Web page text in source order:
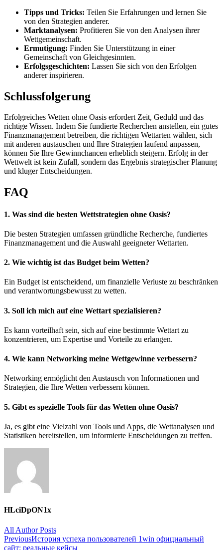
Tipps und Tricks: Teilen Sie Erfahrungen und lernen Sie
von den Strategien anderer.
Marktanalysen: Profitieren Sie von den Analysen ihrer
Wettgemeinschaft.
Ermutigung: Finden Sie Unterstützung in einer
Gemeinschaft von Gleichgesinnten.
Erfolgsgeschichten: Lassen Sie sich von den Erfolgen
anderer inspirieren.
Schlussfolgerung
Erfolgreiches Wetten ohne Oasis erfordert Zeit, Geduld und das
richtige Wissen. Indem Sie fundierte Recherchen anstellen, ein gutes
Finanzmanagement betreiben, die richtigen Wettarten wählen, sich
mit anderen austauschen und Ihre Strategien laufend anpassen,
können Sie Ihre Gewinnchancen erheblich steigern. Erfolg in der
Wettwelt ist kein Zufall, sondern das Ergebnis strategischer Planung
und kluger Entscheidungen.
FAQ
1. Was sind die besten Wettstrategien ohne Oasis?
Die besten Strategien umfassen gründliche Recherche, fundiertes
Finanzmanagement und die Auswahl geeigneter Wettarten.
2. Wie wichtig ist das Budget beim Wetten?
Ein Budget ist entscheidend, um finanzielle Verluste zu beschränken
und verantwortungsbewusst zu wetten.
3. Soll ich mich auf eine Wettart spezialisieren?
Es kann vorteilhaft sein, sich auf eine bestimmte Wettart zu
konzentrieren, um Expertise und Vorteile zu erlangen.
4. Wie kann Networking meine Wettgewinne verbessern?
Networking ermöglicht den Austausch von Informationen und
Strategien, die Ihre Wetten verbessern können.
5. Gibt es spezielle Tools für das Wetten ohne Oasis?
Ja, es gibt eine Vielzahl von Tools und Apps, die Wettanalysen und
Statistiken bereitstellen, um informierte Entscheidungen zu treffen.
HLciDpON1x
All Author Posts
Post
PreviousИстория успеха пользователей 1win официальный
сайт: реальные кейсы